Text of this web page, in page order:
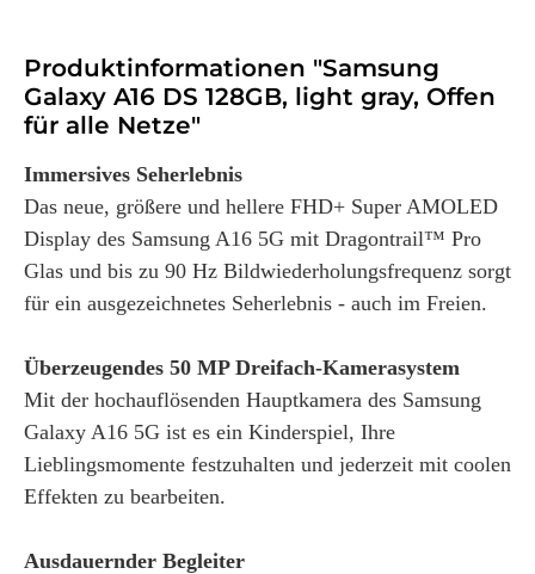
Produktinformationen "Samsung
Galaxy A16 DS 128GB, light gray, Offen
für alle Netze"
Immersives Seherlebnis
Das neue, größere und hellere FHD+ Super AMOLED
Display des Samsung A16 5G mit Dragontrail™ Pro
Glas und bis zu 90 Hz Bildwiederholungsfrequenz sorgt
für ein ausgezeichnetes Seherlebnis - auch im Freien.
Überzeugendes 50 MP Dreifach-Kamerasystem
Mit der hochauflösenden Hauptkamera des Samsung
Galaxy A16 5G ist es ein Kinderspiel, Ihre
Lieblingsmomente festzuhalten und jederzeit mit coolen
Effekten zu bearbeiten.
Ausdauernder Begleiter